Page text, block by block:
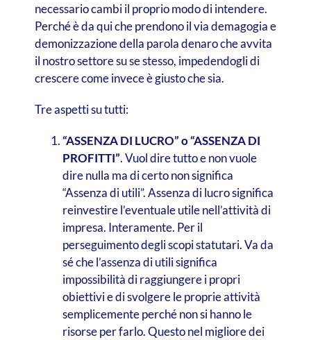
necessario cambi il proprio modo di intendere.
Perché è da qui che prendono il via demagogia e
demonizzazione della parola denaro che avvita
il nostro settore su se stesso, impedendogli di
crescere come invece è giusto che sia.
Tre aspetti su tutti:
“ASSENZA DI LUCRO” o “ASSENZA DI
PROFITTI”. Vuol dire tutto e non vuole
dire nulla ma di certo non significa
“Assenza di utili”. Assenza di lucro significa
reinvestire l’eventuale utile nell’attività di
impresa. Interamente. Per il
perseguimento degli scopi statutari. Va da
sé che l’assenza di utili significa
impossibilità di raggiungere i propri
obiettivi e di svolgere le proprie attività
semplicemente perché non si hanno le
risorse per farlo. Questo nel migliore dei